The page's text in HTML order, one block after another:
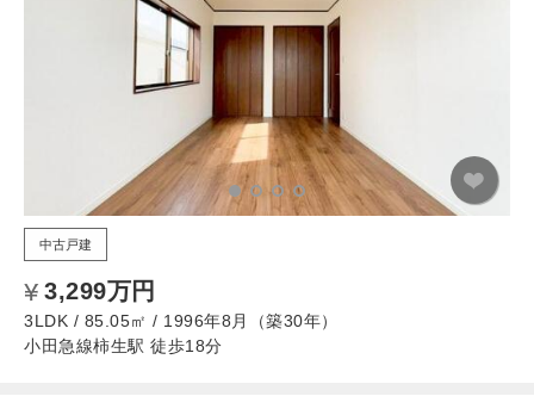
中古戸建
3,299万円
3LDK / 85.05㎡ / 1996年8月（築30年）
小田急線柿生駅 徒歩18分